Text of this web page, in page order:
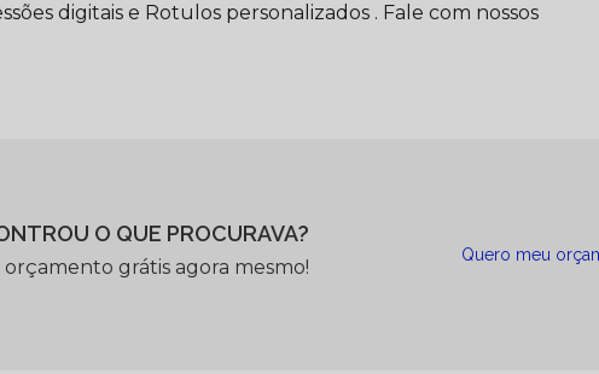
digitais e Rotulos personalizados . Fale com nossos
O QUE PROCURAVA?
orçamento grátis agora mesmo!
Quero meu